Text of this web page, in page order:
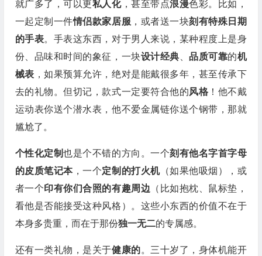
就广多了，可以更私人化，甚至带点浪漫色彩。比如，
一起定制一件情侣款家居服 ，或者送一块刻有特殊日期
的手表。手表这东西，对于男人来说，某种程度上是身
份、品味和时间的象征，一块设计经典 、品质可靠的机
械表 ，如果预算允许，绝对是能戴很多年，甚至传承下
去的礼物。但切记，款式一定要符合他的风格 ！他不戴
运动表你送个潜水表，他不爱金属链你送个钢带，那就
尴尬了。
个性化定制也是个不错的方向。一个刻有他名字首字母
的皮质笔记本，一个定制的打火机（如果他吸烟），或
者一个印有你们合照的有趣周边 （比如抱枕、鼠标垫，
看他是否能接受这种风格）。这些小东西的价值不在于
本身多贵重，而在于那份独一无二的专属感。
还有一类礼物，是关于健康的。三十岁了，身体机能开